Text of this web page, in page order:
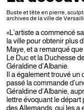
Buste et tête en pierre,
archives de la ville de
«L'artiste a commencé
la ville pour obtenir plus
Maye, et a remarqué
Le Duc et la Duchesse
Géraldine d'Albanie.
Il a également trouvé un
passé la commande
Géraldine d'Albanie,
lettre évoquant le départ
des Allemands, qui les a